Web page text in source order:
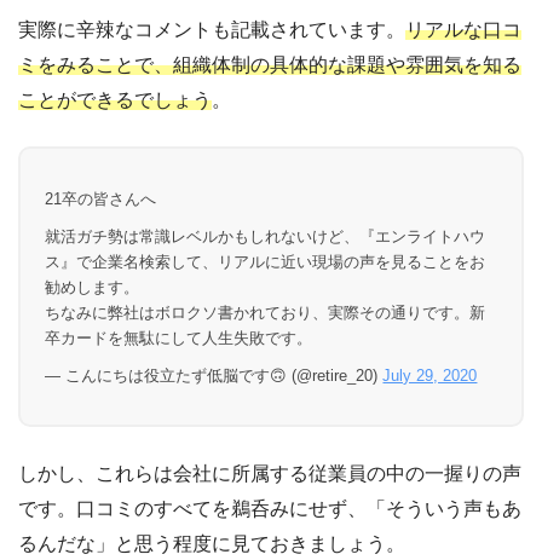
実際に辛辣なコメントも記載されています。 リアルな口コ
ミをみることで、組織体制の具体的な課題や雰囲気を知る
ことができるでしょう。
21卒の皆さんへ
就活ガチ勢は常識レベルかもしれないけど、『エンライトハウ
ス』で企業名検索して、リアルに近い現場の声を見ることをお
勧めします。
ちなみに弊社はボロクソ書かれており、実際その通りです。新
卒カードを無駄にして人生失敗です。
— こんにちは役立たず低脳です🙃 (@retire_20)July 29, 2020
しかし、これらは会社に所属する従業員の中の一握りの声
です。口コミのすべてを鵜呑みにせず、「そういう声もあ
るんだな」と思う程度に見ておきましょう。